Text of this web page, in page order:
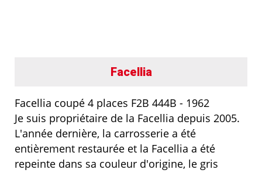
Facellia
Facellia coupé 4 places F2B 444B - 1962
Je suis propriétaire de la Facellia depuis 2005.
L'année dernière, la carrosserie a été
entièrement restaurée et la Facellia a été
repeinte dans sa couleur d'origine, le gris